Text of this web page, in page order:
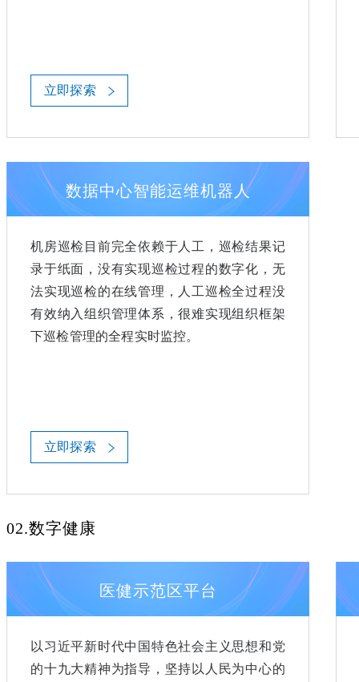
立即探索
数据中心智能运维机器人
机房巡检目前完全依赖于人工，巡检结果记
录于纸面，没有实现巡检过程的数字化，无
法实现巡检的在线管理，人工巡检全过程没
有效纳入组织管理体系，很难实现组织框架
下巡检管理的全程实时监控。
立即探索
02.数字健康
医健示范区平台
以习近平新时代中国特色社会主义思想和党
的十九大精神为指导，坚持以人民为中心的